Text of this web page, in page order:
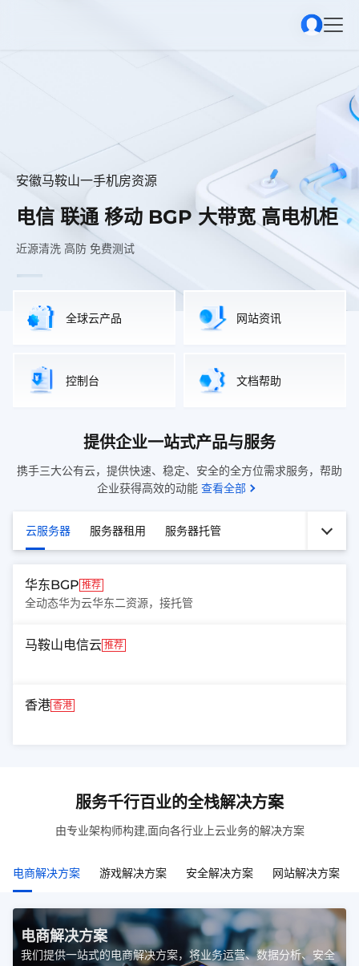
安徽马鞍山一手机房资源
电信 联通 移动 BGP 大带宽 高电机柜
近源清洗 高防 免费测试
安徽马鞍山一手机房资源
电信 联通 移动 BGP 大带宽 高电机柜
近源清洗 高防 免费测试
安徽马鞍山一手机房资源
电信 联通 移动 BGP 大带宽 高电机柜
近源清洗 高防 免费测试
全球云产品 网站资讯
控制台 文档帮助
提供企业一站式产品与服务
携手三大公有云，提供快速、稳定、安全的全方位需求服务，帮助
企业获得高效的动能 查看全部
云服务器 服务器租用 服务器托管
华东BGP 推荐
全动态华为云华东二资源，接托管
马鞍山电信云 推荐
香港 香港
服务千行百业的全栈解决方案
由专业架构师构建,面向各行业上云业务的解决方案
电商解决方案 游戏解决方案 安全解决方案 网站解决方案
电商解决方案
我们提供一站式的电商解决方案，将业务运营、数据分析、安全